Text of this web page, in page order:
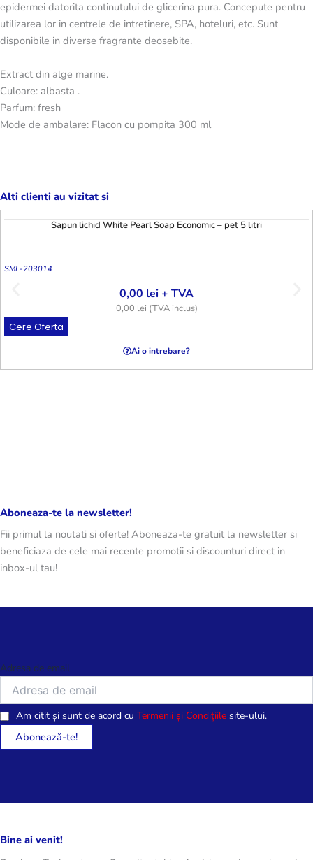
epidermei datorita continutului de glicerina pura. Concepute pentru
utilizarea lor in centrele de intretinere, SPA, hoteluri, etc. Sunt
disponibile in diverse fragrante deosebite.
Extract din alge marine.
Culoare: albasta .
Parfum: fresh
Mode de ambalare: Flacon cu pompita 300 ml
Alti clienti au vizitat si
Sapun lichid White Pearl Soap Economic – pet 5 litri
SML-203014
0,00 lei+ TVA
0,00 lei (TVA inclus)
Cere Oferta
Ai o intrebare?
Aboneaza-te la newsletter!
Fii primul la noutati si oferte! Aboneaza-te gratuit la newsletter si
beneficiaza de cele mai recente promotii si discounturi direct in
inbox-ul tau!
Adresa de email
Am citit și sunt de acord cu Termenii și Condițiile site-ului.
Bine ai venit!